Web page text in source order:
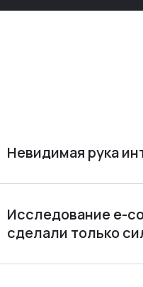
Невидимая рука
Исследование e-
сделали только